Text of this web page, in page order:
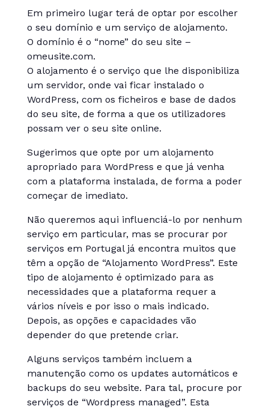
Em primeiro lugar terá de optar por escolher
o seu domínio e um serviço de alojamento.
O domínio é o “nome” do seu site –
omeusite.com.
O alojamento é o serviço que lhe disponibiliza
um servidor, onde vai ficar instalado o
WordPress, com os ficheiros e base de dados
do seu site, de forma a que os utilizadores
possam ver o seu site online.
Sugerimos que opte por um alojamento
apropriado para WordPress e que já venha
com a plataforma instalada, de forma a poder
começar de imediato.
Não queremos aqui influenciá-lo por nenhum
serviço em particular, mas se procurar por
serviços em Portugal já encontra muitos que
têm a opção de “Alojamento WordPress”. Este
tipo de alojamento é optimizado para as
necessidades que a plataforma requer a
vários níveis e por isso o mais indicado.
Depois, as opções e capacidades vão
depender do que pretende criar.
Alguns serviços também incluem a
manutenção como os updates automáticos e
backups do seu website. Para tal, procure por
serviços de “Wordpress managed”. Esta